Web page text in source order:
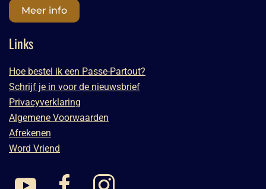
Meer info
Links
Hoe bestel ik een Passe-Partout?
Schrijf je in voor de nieuwsbrief
Privacyverklaring
Algemene Voorwaarden
Afrekenen
Word Vriend